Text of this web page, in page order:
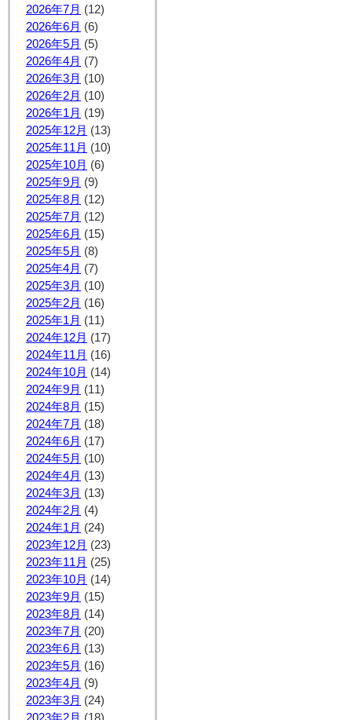
2026年7月 (12)
2026年6月 (6)
2026年5月 (5)
2026年4月 (7)
2026年3月 (10)
2026年2月 (10)
2026年1月 (19)
2025年12月 (13)
2025年11月 (10)
2025年10月 (6)
2025年9月 (9)
2025年8月 (12)
2025年7月 (12)
2025年6月 (15)
2025年5月 (8)
2025年4月 (7)
2025年3月 (10)
2025年2月 (16)
2025年1月 (11)
2024年12月 (17)
2024年11月 (16)
2024年10月 (14)
2024年9月 (11)
2024年8月 (15)
2024年7月 (18)
2024年6月 (17)
2024年5月 (10)
2024年4月 (13)
2024年3月 (13)
2024年2月 (4)
2024年1月 (24)
2023年12月 (23)
2023年11月 (25)
2023年10月 (14)
2023年9月 (15)
2023年8月 (14)
2023年7月 (20)
2023年6月 (13)
2023年5月 (16)
2023年4月 (9)
2023年3月 (24)